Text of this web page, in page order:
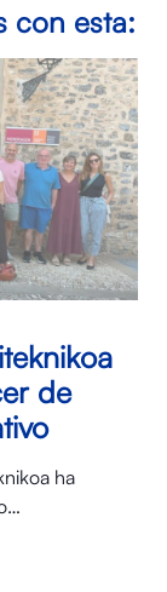
con esta:
de
ha